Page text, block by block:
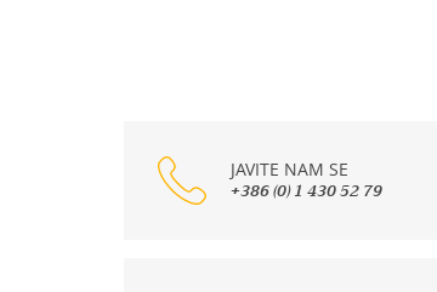
JAVITE NAM SE
+386 (0) 1 430 52 79